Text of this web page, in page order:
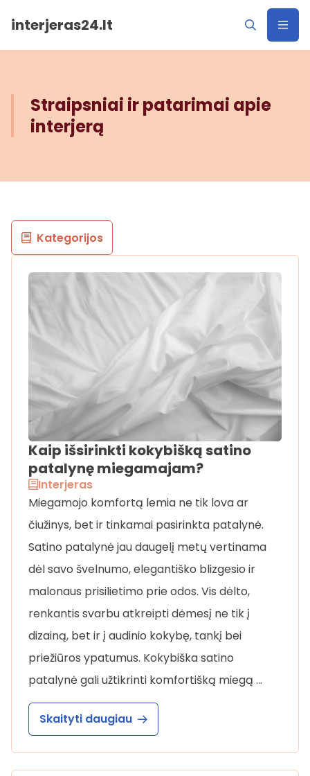
interjeras24.lt
Straipsniai ir patarimai apie
interjerą
Kaip išsirinkti kokybišką satino
patalynę miegamajam?
Interjeras
Miegamojo komfortą lemia ne tik lova ar
čiužinys, bet ir tinkamai pasirinkta patalynė.
Satino patalynė jau daugelį metų vertinama
dėl savo švelnumo, elegantiško blizgesio ir
malonaus prisilietimo prie odos. Vis dėlto,
renkantis svarbu atkreipti dėmesį ne tik į
dizainą, bet ir į audinio kokybę, tankį bei
priežiūros ypatumus. Kokybiška satino
patalynė gali užtikrinti komfortišką miegą …
Skaityti daugiau
Kategorijos